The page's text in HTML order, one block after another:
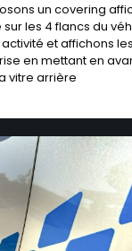
un covering
les 4 flancs du
et affichons
en mettant en
vitre arrière